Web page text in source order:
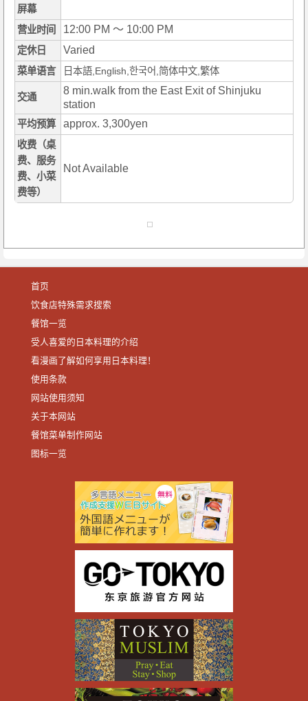
屏幕
营业时间 12:00 PM ～ 10:00 PM
定休日 Varied
菜单语言 日本語,English,한국어,简体中文,繁体
交通
8 min.walk from the East Exit of Shinjuku
station
平均预算 approx. 3,300yen
收费（桌
费、服务
费、小菜
费等）
Not Available
首页
饮食店特殊需求搜索
餐馆一览
受人喜爱的日本料理的介绍
看漫画了解如何享用日本料理！
使用条款
网站使用须知
关于本网站
餐馆菜单制作网站
图标一览